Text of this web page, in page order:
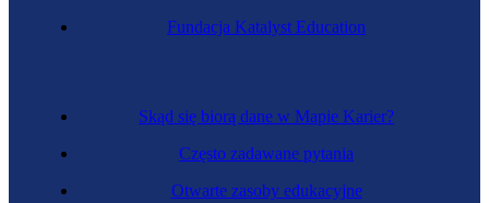
Monter konstrukcji stalowych
Skąd się biorą dane w Mapie Karier?
Często zadawane pytania
Otwarte zasoby edukacyjne
Fundacja Katalyst Education